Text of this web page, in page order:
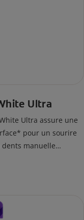
Ultra
Ultra assure une
pour un sourire
manuelle